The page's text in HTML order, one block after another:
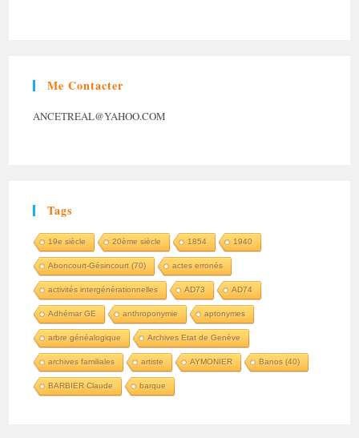
Me Contacter
ANCETREAL@YAHOO.COM
Tags
19e siècle 20ème siècle 1854 1940
Aboncourt-Gésincourt (70) actes erronés
activités intergénérationnelles AD73 AD74
Adhémar GE anthroponymie aptonymes
arbre généalogique Archives Etat de Genève
archives familiales artiste AYMONIER Banos (40)
BARBIER Claude barque